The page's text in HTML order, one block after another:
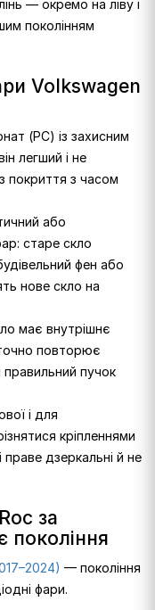
— окремо на ліву і
поколінням
Volkswagen
(PC) із захисним
легший і не
покриття з часом
або
старе скло
фен або
нове скло на
має внутрішнє
повторює
пучок
і для
кріпленнями
праве дзеркальні й не
за
покоління
— покоління
фари.